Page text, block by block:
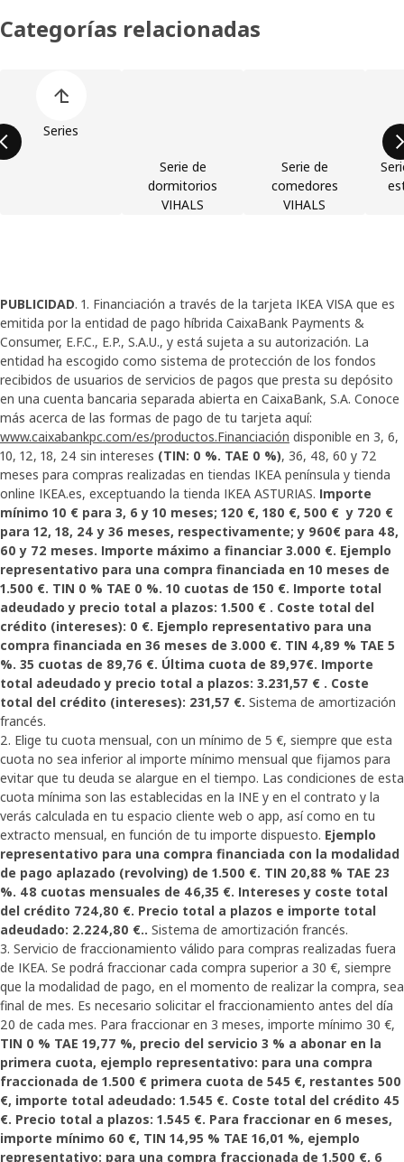
Categorías relacionadas
Series
Serie de
dormitorios
VIHALS
Serie de
comedores
VIHALS
PUBLICIDAD. 1. Financiación a través de la tarjeta IKEA VISA que es
emitida por la entidad de pago híbrida CaixaBank Payments &
Consumer, E.F.C., E.P., S.A.U., y está sujeta a su autorización. La
entidad ha escogido como sistema de protección de los fondos
recibidos de usuarios de servicios de pagos que presta su depósito
en una cuenta bancaria separada abierta en CaixaBank, S.A. Conoce
más acerca de las formas de pago de tu tarjeta aquí:
www.caixabankpc.com/es/productos.Financiación disponible en 3, 6,
10, 12, 18, 24 sin intereses (TIN: 0 %. TAE 0 %), 36, 48, 60 y 72
meses para compras realizadas en tiendas IKEA península y tienda
online IKEA.es, exceptuando la tienda IKEA ASTURIAS. Importe
mínimo 10 € para 3, 6 y 10 meses; 120 €, 180 €, 500 € y 720 €
para 12, 18, 24 y 36 meses, respectivamente; y 960€ para 48,
60 y 72 meses. Importe máximo a financiar 3.000 €. Ejemplo
representativo para una compra financiada en 10 meses de
1.500 €. TIN 0 % TAE 0 %. 10 cuotas de 150 €. Importe total
adeudado y precio total a plazos: 1.500 € . Coste total del
crédito (intereses): 0 €. Ejemplo representativo para una
compra financiada en 36 meses de 3.000 €. TIN 4,89 % TAE 5
%. 35 cuotas de 89,76 €. Última cuota de 89,97€. Importe
total adeudado y precio total a plazos: 3.231,57 € . Coste
total del crédito (intereses): 231,57 €. Sistema de amortización
francés.
2. Elige tu cuota mensual, con un mínimo de 5 €, siempre que esta
cuota no sea inferior al importe mínimo mensual que fijamos para
evitar que tu deuda se alargue en el tiempo. Las condiciones de esta
cuota mínima son las establecidas en la INE y en el contrato y la
verás calculada en tu espacio cliente web o app, así como en tu
extracto mensual, en función de tu importe dispuesto. Ejemplo
representativo para una compra financiada con la modalidad
de pago aplazado (revolving) de 1.500 €. TIN 20,88 % TAE 23
%. 48 cuotas mensuales de 46,35 €. Intereses y coste total
del crédito 724,80 €. Precio total a plazos e importe total
adeudado: 2.224,80 €.. Sistema de amortización francés.
3. Servicio de fraccionamiento válido para compras realizadas fuera
de IKEA. Se podrá fraccionar cada compra superior a 30 €, siempre
que la modalidad de pago, en el momento de realizar la compra, sea
final de mes. Es necesario solicitar el fraccionamiento antes del día
20 de cada mes. Para fraccionar en 3 meses, importe mínimo 30 €,
TIN 0 % TAE 19,77 %, precio del servicio 3 % a abonar en la
primera cuota, ejemplo representativo: para una compra
fraccionada de 1.500 € primera cuota de 545 €, restantes 500
€, importe total adeudado: 1.545 €. Coste total del crédito 45
€. Precio total a plazos: 1.545 €. Para fraccionar en 6 meses,
importe mínimo 60 €, TIN 14,95 % TAE 16,01 %, ejemplo
representativo: para una compra fraccionada de 1.500 €, 6